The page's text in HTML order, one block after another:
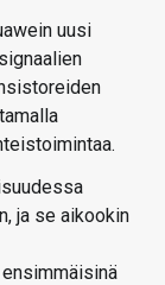
uusi
ja se aikookin